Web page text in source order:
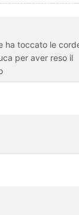
ha toccato le
per aver reso il